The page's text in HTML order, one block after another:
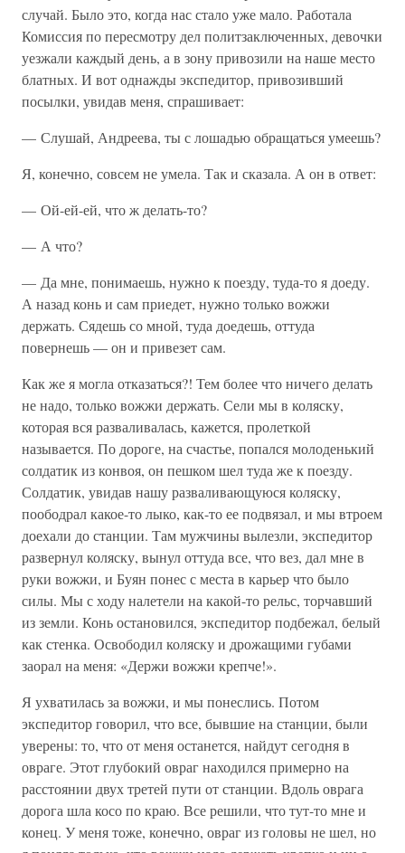
случай. Было это, когда нас стало уже мало. Работала
Комиссия по пересмотру дел политзаключенных, девочки
уезжали каждый день, а в зону привозили на наше место
блатных. И вот однажды экспедитор, привозивший
посылки, увидав меня, спрашивает:
— Слушай, Андреева, ты с лошадью обращаться умеешь?
Я, конечно, совсем не умела. Так и сказала. А он в ответ:
— Ой-ей-ей, что ж делать-то?
— А что?
— Да мне, понимаешь, нужно к поезду, туда-то я доеду.
А назад конь и сам приедет, нужно только вожжи
держать. Сядешь со мной, туда доедешь, оттуда
повернешь — он и привезет сам.
Как же я могла отказаться?! Тем более что ничего делать
не надо, только вожжи держать. Сели мы в коляску,
которая вся разваливалась, кажется, пролеткой
называется. По дороге, на счастье, попался молоденький
солдатик из конвоя, он пешком шел туда же к поезду.
Солдатик, увидав нашу разваливающуюся коляску,
поободрал какое-то лыко, как-то ее подвязал, и мы втроем
доехали до станции. Там мужчины вылезли, экспедитор
развернул коляску, вынул оттуда все, что вез, дал мне в
руки вожжи, и Буян понес с места в карьер что было
силы. Мы с ходу налетели на какой-то рельс, торчавший
из земли. Конь остановился, экспедитор подбежал, белый
как стенка. Освободил коляску и дрожащими губами
заорал на меня: «Держи вожжи крепче!».
Я ухватилась за вожжи, и мы понеслись. Потом
экспедитор говорил, что все, бывшие на станции, были
уверены: то, что от меня останется, найдут сегодня в
овраге. Этот глубокий овраг находился примерно на
расстоянии двух третей пути от станции. Вдоль оврага
дорога шла косо по краю. Все решили, что тут-то мне и
конец. У меня тоже, конечно, овраг из головы не шел, но